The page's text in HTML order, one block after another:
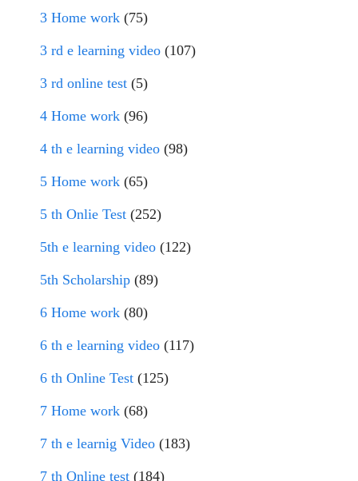
3 Home work (75)
3 rd e learning video (107)
3 rd online test (5)
4 Home work (96)
4 th e learning video (98)
5 Home work (65)
5 th Onlie Test (252)
5th e learning video (122)
5th Scholarship (89)
6 Home work (80)
6 th e learning video (117)
6 th Online Test (125)
7 Home work (68)
7 th e learnig Video (183)
7 th Online test (184)